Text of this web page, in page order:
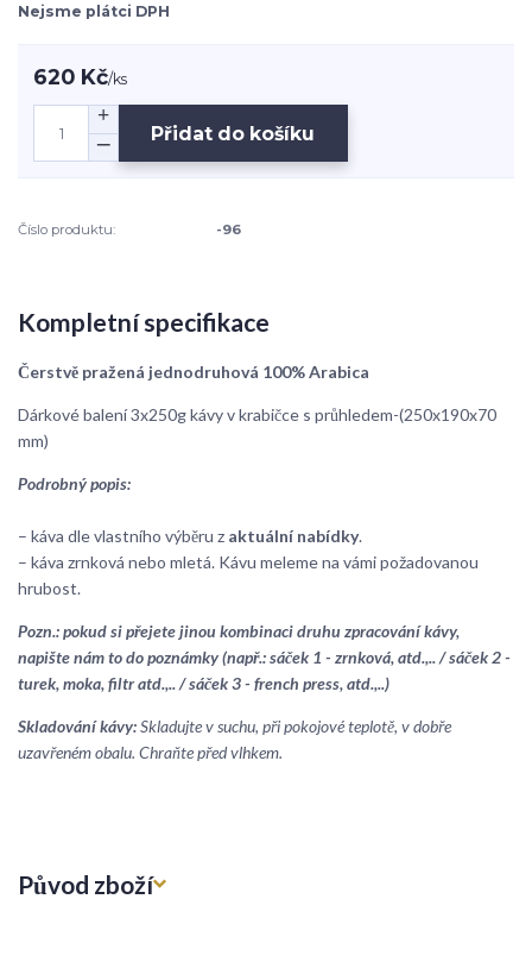
Nejsme plátci DPH
620 Kč/ks
Přidat do košíku
Číslo produktu: -96
Kompletní specifikace
Čerstvě pražená jednodruhová 100% Arabica
Dárkové balení 3x250g kávy v krabičce s průhledem-(250x190x70
mm)
Podrobný popis:
– káva dle vlastního výběru z aktuální nabídky.
– káva zrnková nebo mletá. Kávu meleme na vámi požadovanou
hrubost.
Pozn.: pokud si přejete jinou kombinaci druhu zpracování kávy,
napište nám to do poznámky (např.: sáček 1 - zrnková, atd.,.. / sáček 2 -
turek, moka, filtr atd.,.. / sáček 3 - french press, atd.,..)
Skladování kávy:Skladujte v suchu, při pokojové teplotě, v dobře
uzavřeném obalu. Chraňte před vlhkem.
Původ zboží